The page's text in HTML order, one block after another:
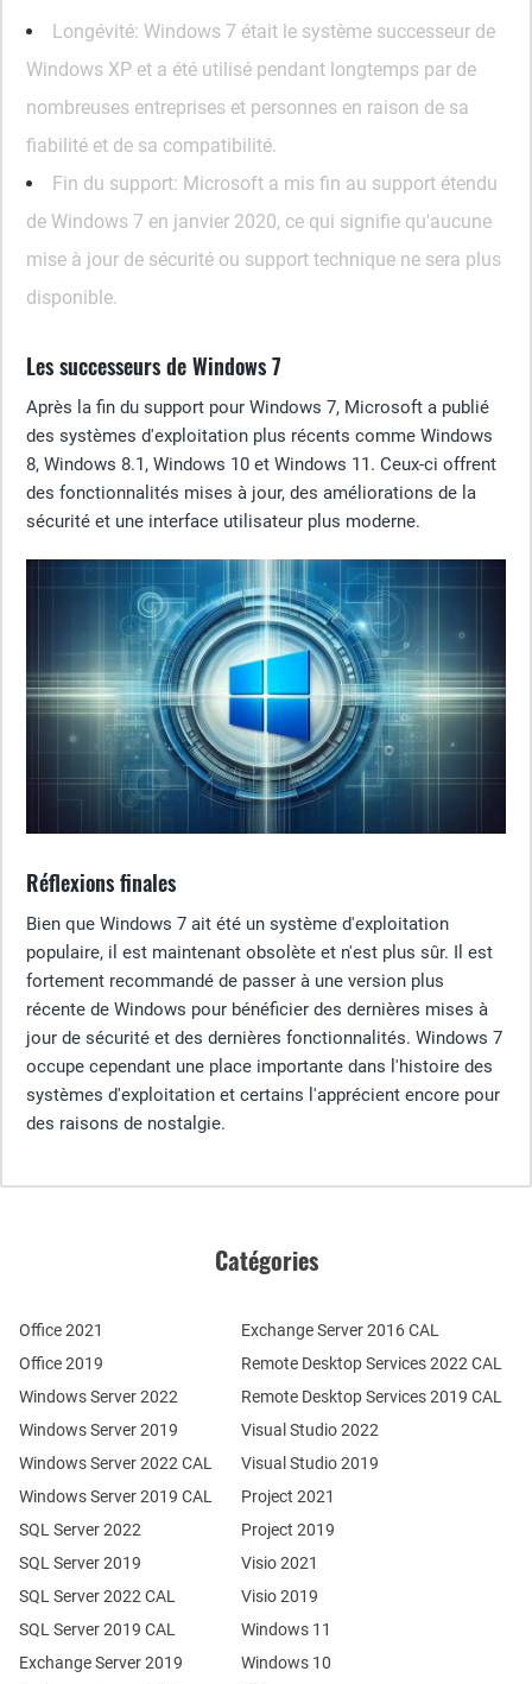
Longévité: Windows 7 était le système successeur de
Windows XP et a été utilisé pendant longtemps par de
nombreuses entreprises et personnes en raison de sa
fiabilité et de sa compatibilité.
Fin du support: Microsoft a mis fin au support étendu
de Windows 7 en janvier 2020, ce qui signifie qu'aucune
mise à jour de sécurité ou support technique ne sera plus
disponible.
Les successeurs de Windows 7
Après la fin du support pour Windows 7, Microsoft a publié
des systèmes d'exploitation plus récents comme Windows
8, Windows 8.1, Windows 10 et Windows 11. Ceux-ci offrent
des fonctionnalités mises à jour, des améliorations de la
sécurité et une interface utilisateur plus moderne.
Réflexions finales
Bien que Windows 7 ait été un système d'exploitation
populaire, il est maintenant obsolète et n'est plus sûr. Il est
fortement recommandé de passer à une version plus
récente de Windows pour bénéficier des dernières mises à
jour de sécurité et des dernières fonctionnalités. Windows 7
occupe cependant une place importante dans l'histoire des
systèmes d'exploitation et certains l'apprécient encore pour
des raisons de nostalgie.
Catégories
Office 2021
Office 2019
Windows Server 2022
Windows Server 2019
Exchange Server 2019
SQL Server 2022
SQL Server 2019
Windows Server 2022 CAL
Windows Server 2019 CAL
SQL Server 2022 CAL
SQL Server 2019 CAL
Remote Desktop Services 2022 CAL
Remote Desktop Services 2019 CAL
Exchange Server 2016 CAL
Visual Studio 2022
Visual Studio 2019
Project 2021
Project 2019
Visio 2021
Visio 2019
Windows 11
Windows 10